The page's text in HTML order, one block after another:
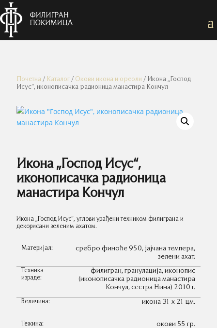
Почетна/ Каталог/ Окови икона и ореоли / Икона „Господ
Исус“, иконописачка радионица манастира Кончул
Икона „Господ Исус“,
иконописачка радионица
манастира Кончул
Икона „Господ Исус“, углови урађени техником филиграна и
декорисани зеленим ахатом.
Материјал:
сребро финоће 950, јајчана темпера,
зелени ахат.
Техника
израде:
филигран, гранулација, иконопис
(иконописачка радионица манастира
Кончул, сестра Нина) 2010 г.
Величина: икона 31 х 21 цм.
Тежина: окови 55 гр.